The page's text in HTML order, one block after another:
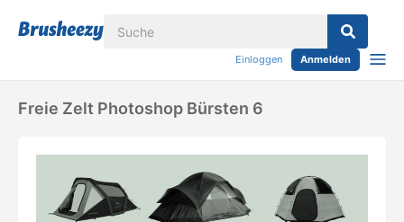
Einloggen Anmelden
Freie Zelt Photoshop Bürsten 6